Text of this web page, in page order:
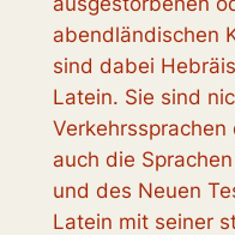
abendländischen
sind dabei
Latein. Sie sind
auch die
und des Neuen
Latein mit seiner